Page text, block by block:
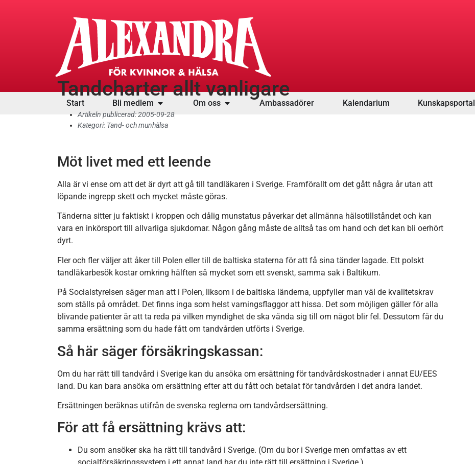
Start Bli medlem Om oss Ambassadörer Kalendarium Kunskapsportal
Tandcharter allt vanligare
Artikeln publicerad:2005-09-28
Kategori: Tand- och munhälsa
Möt livet med ett leende
Alla är vi ense om att det är dyrt att gå till tandläkaren i Sverige. Framförallt om det gått några år utan att
löpande ingrepp skett och mycket måste göras.
Tänderna sitter ju faktiskt i kroppen och dålig munstatus påverkar det allmänna hälsotillståndet och kan
vara en inkörsport till allvarliga sjukdomar. Någon gång måste de alltså tas om hand och det kan bli oerhört
dyrt.
Fler och fler väljer att åker till Polen eller till de baltiska staterna för att få sina tänder lagade. Ett polskt
tandläkarbesök kostar omkring hälften så mycket som ett svenskt, samma sak i Baltikum.
På Socialstyrelsen säger man att i Polen, liksom i de baltiska länderna, uppfyller man väl de kvalitetskrav
som ställs på området. Det finns inga som helst varningsflaggor att hissa. Det som möjligen gäller för alla
blivande patienter är att ta reda på vilken myndighet de ska vända sig till om något blir fel. Dessutom får du
samma ersättning som du hade fått om tandvården utförts i Sverige.
Så här säger försäkringskassan:
Om du har rätt till tandvård i Sverige kan du ansöka om ersättning för tandvårdskostnader i annat EU/EES
land. Du kan bara ansöka om ersättning efter att du fått och betalat för tandvården i det andra landet.
Ersättningen beräknas utifrån de svenska reglerna om tandvårdsersättning.
För att få ersättning krävs att:
Du som ansöker ska ha rätt till tandvård i Sverige. (Om du bor i Sverige men omfattas av ett